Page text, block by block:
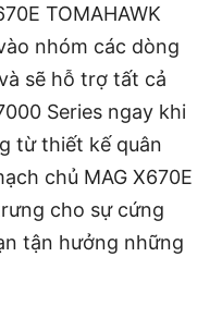
TOMAHAWK
nhóm các dòng
sẽ hỗ trợ tất cả
Series ngay khi
từ thiết kế quân
chủ MAG X670E
cho sự cứng
tận hưởng những